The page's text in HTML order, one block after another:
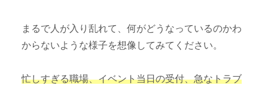
まるで人が入り乱れて、何がどうなっているのかわ
からないような様子を想像してみてください。
忙しすぎる職場、イベント当日の受付、急なトラブ